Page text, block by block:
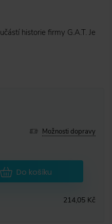
historie firmy G.A.T. Je
Možnosti dopravy
Do košíku
214,05 Kč